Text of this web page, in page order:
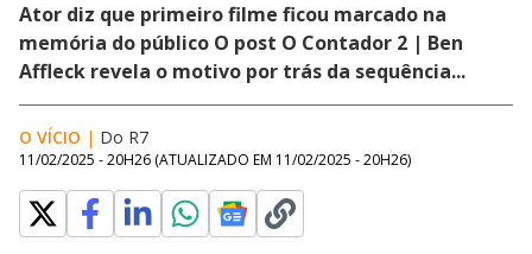
Ator diz que primeiro filme ficou marcado na
memória do público O post O Contador 2 | Ben
Affleck revela o motivo por trás da sequência...
O VÍCIO | Do R7
11/02/2025 - 20H26 (ATUALIZADO EM 11/02/2025 - 20H26)